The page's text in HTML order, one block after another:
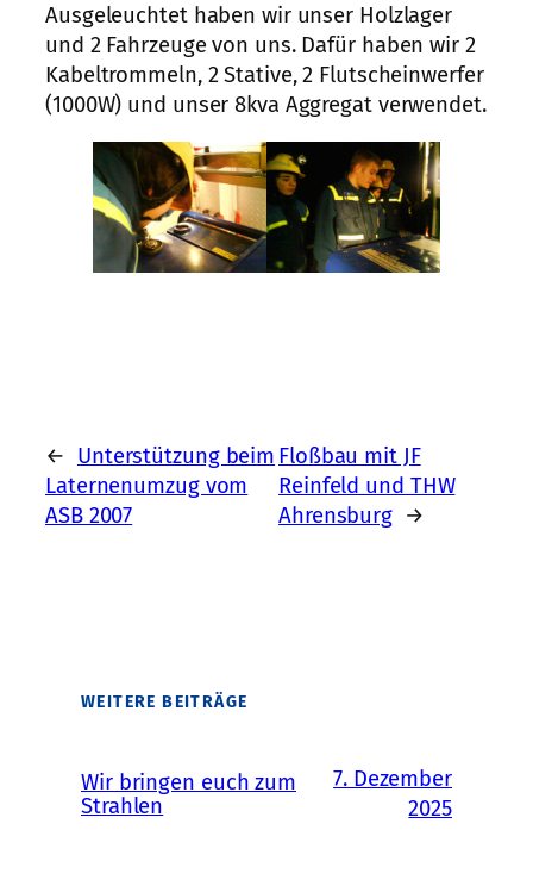
Ausgeleuchtet haben wir unser Holzlager
und 2 Fahrzeuge von uns. Dafür haben wir 2
Kabeltrommeln, 2 Stative, 2 Flutscheinwerfer
(1000W) und unser 8kva Aggregat verwendet.
← Unterstützung beim
Laternenumzug vom
ASB 2007
Floßbau mit JF
Reinfeld und THW
Ahrensburg →
WEITERE BEITRÄGE
Wir bringen euch zum
Strahlen
7. Dezember
2025